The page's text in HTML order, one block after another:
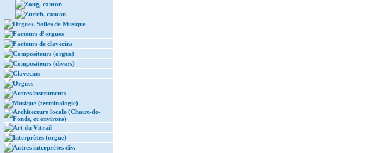
Zoug, canton
Zurich, canton
Orgues, Salles de Musique
Facteurs d’orgues
Facteurs de clavecins
Compositeurs (orgue)
Compositeurs (divers)
Clavecins
Orgues
Autres instruments
Musique (terminologie)
Architecture locale (Chaux-de-
Fonds, et environs)
Art du Vitrail
Interprètes (orgue)
Autres interprètes div.